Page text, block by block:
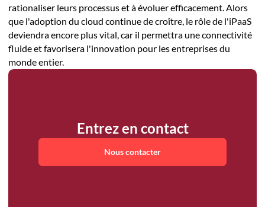
rationaliser leurs processus et à évoluer efficacement. Alors
que l'adoption du cloud continue de croître, le rôle de l'iPaaS
deviendra encore plus vital, car il permettra une connectivité
fluide et favorisera l'innovation pour les entreprises du
monde entier.
Entrez en contact
Nous contacter